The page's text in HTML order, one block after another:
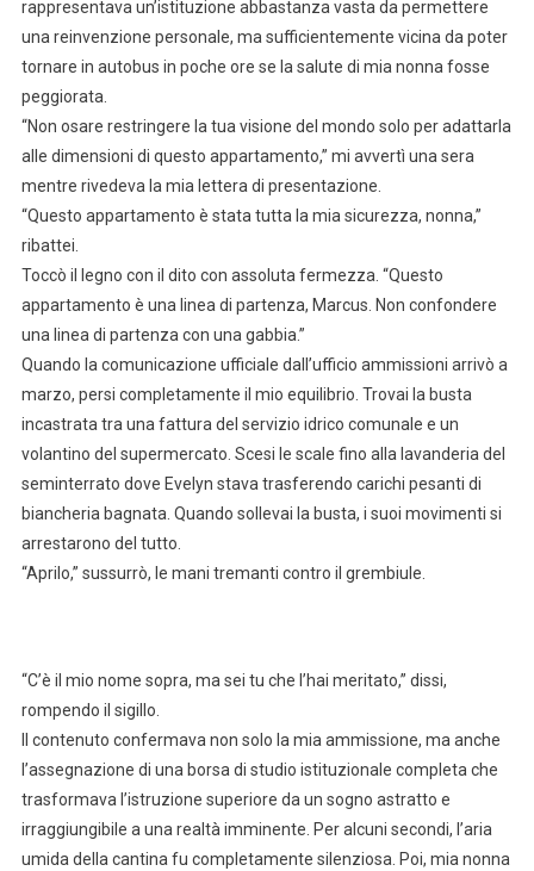
rappresentava un’istituzione abbastanza vasta da permettere
una reinvenzione personale, ma sufficientemente vicina da poter
tornare in autobus in poche ore se la salute di mia nonna fosse
peggiorata.
“Non osare restringere la tua visione del mondo solo per adattarla
alle dimensioni di questo appartamento,” mi avvertì una sera
mentre rivedeva la mia lettera di presentazione.
“Questo appartamento è stata tutta la mia sicurezza, nonna,”
ribattei.
Toccò il legno con il dito con assoluta fermezza. “Questo
appartamento è una linea di partenza, Marcus. Non confondere
una linea di partenza con una gabbia.”
Quando la comunicazione ufficiale dall’ufficio ammissioni arrivò a
marzo, persi completamente il mio equilibrio. Trovai la busta
incastrata tra una fattura del servizio idrico comunale e un
volantino del supermercato. Scesi le scale fino alla lavanderia del
seminterrato dove Evelyn stava trasferendo carichi pesanti di
biancheria bagnata. Quando sollevai la busta, i suoi movimenti si
arrestarono del tutto.
“Aprilo,” sussurrò, le mani tremanti contro il grembiule.
“C’è il mio nome sopra, ma sei tu che l’hai meritato,” dissi,
rompendo il sigillo.
Il contenuto confermava non solo la mia ammissione, ma anche
l’assegnazione di una borsa di studio istituzionale completa che
trasformava l’istruzione superiore da un sogno astratto e
irraggiungibile a una realtà imminente. Per alcuni secondi, l’aria
umida della cantina fu completamente silenziosa. Poi, mia nonna